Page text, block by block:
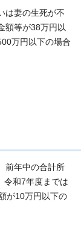
は妻の生死が不
額等が38万円以
万円以下の場合
前年中の合計所
令和7年度までは
が10万円以下の